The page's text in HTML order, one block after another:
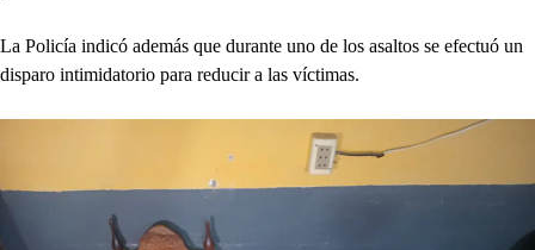
La Policía indicó además que durante uno de los asaltos se efectuó un
disparo intimidatorio para reducir a las víctimas.